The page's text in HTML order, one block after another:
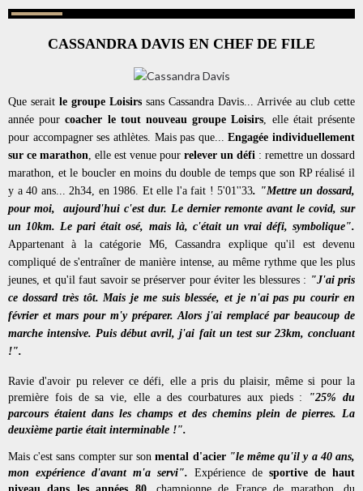
CASSANDRA DAVIS EN CHEF DE FILE
Que serait le groupe Loisirs sans Cassandra Davis... Arrivée au club cette
année pour coacher le tout nouveau groupe Loisirs , elle était présente
pour accompagner ses athlètes. Mais pas que... Engagée individuellement
sur ce marathon , elle est venue pour relever un défi : remettre un dossard
marathon, et le boucler en moins du double de temps que son RP réalisé il
y a 40 ans... 2h34, en 1986. Et elle l'a fait ! 5'01''33. "Mettre un dossard,
pour moi,  aujourd'hui c'est dur. Le dernier remonte avant le covid, sur
Appartenant à la catégorie M6, Cassandra explique qu'il est devenu
compliqué de s'entraîner de manière intense, au même rythme que les plus
jeunes, et qu'il faut savoir se préserver pour éviter les blessures : "J'ai pris
ce dossard très tôt. Mais je me suis blessée, et je n'ai pas pu courir en
février et mars pour m'y préparer. Alors j'ai remplacé par beaucoup de
marche intensive. Puis début avril, j'ai fait un test sur 23km, concluant
!".
Ravie d'avoir pu relever ce défi, elle a pris du plaisir, même si pour la
première fois de sa vie, elle a des courbatures aux pieds :
"25% du
parcours étaient dans les champs et des chemins plein de pierres. La
deuxième partie était interminable !".
Mais c'est sans compter sur son mental d'acier "le même qu'il y a 40 ans,
mon expérience d'avant m'a servi". Expérience de sportive de haut